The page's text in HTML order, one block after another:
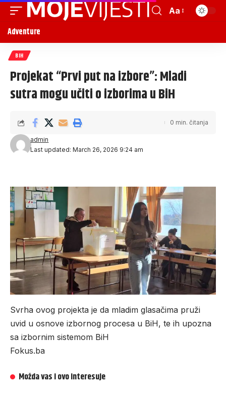
Aa
Adventure
BIH
Projekat “Prvi put na izbore”: Mladi
sutra mogu učiti o izborima u BiH
Last updated: March 26, 2026 9:24 am
admin
0 min. čitanja
Svrha ovog projekta je da mladim glasačima pruži
uvid u osnove izbornog procesa u BiH, te ih upozna
sa izbornim sistemom BiH
Fokus.ba
Možda vas i ovo interesuje